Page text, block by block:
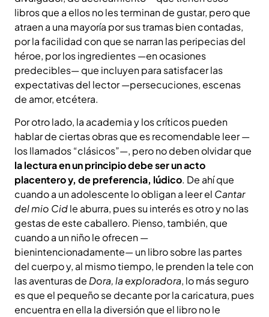
libros que a ellos no les terminan de gustar, pero que
atraen a una mayoría por sus tramas bien contadas,
por la facilidad con que se narran las peripecias del
héroe, por los ingredientes —en ocasiones
predecibles— que incluyen para satisfacer las
expectativas del lector —persecuciones, escenas
de amor, etcétera.
Por otro lado, la academia y los críticos pueden
hablar de ciertas obras que es recomendable leer —
los llamados “clásicos”—, pero no deben olvidar que
la lectura en un principio debe ser un acto
placentero y, de preferencia, lúdico. De ahí que
cuando a un adolescente lo obligan a leer el Cantar
del mio Cidle aburra, pues su interés es otro y no las
gestas de este caballero. Pienso, también, que
cuando a un niño le ofrecen —
bienintencionadamente— un libro sobre las partes
del cuerpo y, al mismo tiempo, le prenden la tele con
las aventuras deDora, la exploradora, lo más seguro
es que el pequeño se decante por la caricatura, pues
encuentra en ella la diversión que el libro no le